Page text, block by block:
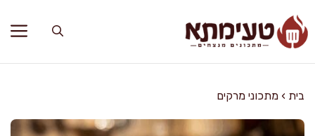
לתוכן
בית › מתכוני מרקים